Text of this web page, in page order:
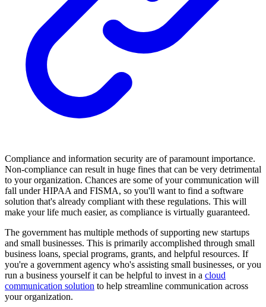
Compliance and information security are of paramount importance.
Non-compliance can result in huge fines that can be very detrimental
to your organization. Chances are some of your communication will
fall under HIPAA and FISMA, so you'll want to find a software
solution that's already compliant with these regulations. This will
make your life much easier, as compliance is virtually guaranteed.
The government has multiple methods of supporting new startups
and small businesses. This is primarily accomplished through small
business loans, special programs, grants, and helpful resources. If
you're a government agency who's assisting small businesses, or you
run a business yourself it can be helpful to invest in a cloud
communication solution to help streamline communication across
your organization.